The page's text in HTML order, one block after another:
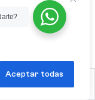
Aceptar todas
información en
WISHLIST